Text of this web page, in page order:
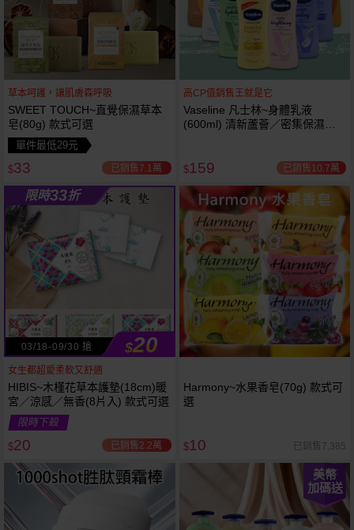
草本呵護，讓肌膚森呼吸
SWEET TOUCH~直覺保濕草本
皂(80g) 款式可選
單件最低29元
$33 已銷售7.1萬
高CP值銷售王就是它
Vaseline 凡士林~身體乳液
(600ml) 清新蘆薈／密集保濕鎖
可選
$159 已銷售10.7萬
限時33折
03/18-09/30 搶 $20
女生都超愛柔軟又舒適
HIBIS~木槿花草本護墊(18cm)暖
宮／涼感／無香(8片入) 款式可選
限時下殺
$20 已銷售2.2萬
Harmony~水果香皂(70g) 款式可
選
$10 已銷售7,385
美幣
加碼送